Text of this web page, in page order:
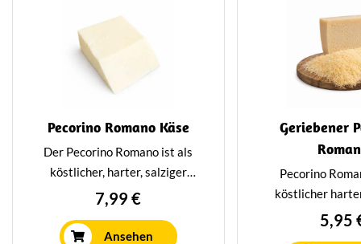
Pecorino Romano Käse
Der Pecorino Romano ist als
köstlicher, harter, salziger
italienischer Käse aus
Schafsmilch bekannt. Der
intensive salzige Geschmack
7,99 €
Ansehen
Geriebener
Pecorino
köstlicher
italienischer
Schafsmilch
5,95